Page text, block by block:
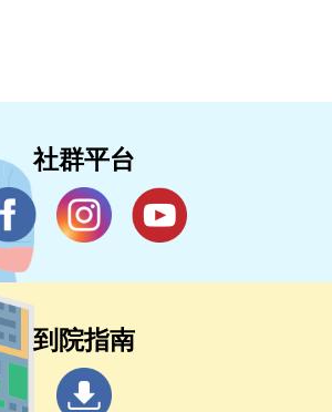
社群平台
到院指南